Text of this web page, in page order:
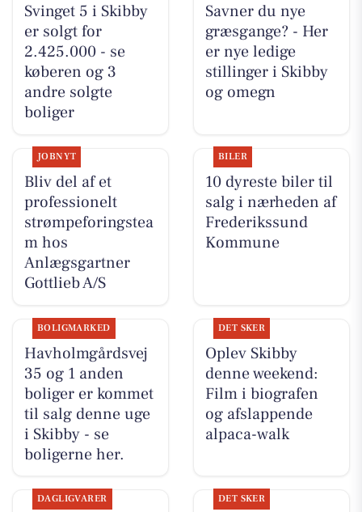
Svinget 5 i Skibby
er solgt for
2.425.000 - se
køberen og 3
andre solgte
boliger
Savner du nye
græsgange? - Her
er nye ledige
stillinger i Skibby
og omegn
JOBNYT
Bliv del af et
professionelt
strømpeforingstea
m hos
Anlægsgartner
Gottlieb A/S
BILER
10 dyreste biler til
salg i nærheden af
Frederikssund
Kommune
BOLIGMARKED
Havholmgårdsvej
35 og 1 anden
boliger er kommet
til salg denne uge
i Skibby - se
boligerne her.
DET SKER
Oplev Skibby
denne weekend:
Film i biografen
og afslappende
alpaca-walk
DAGLIGVARER DET SKER